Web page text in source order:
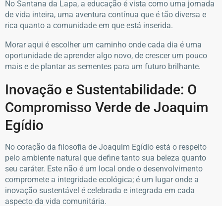
No Santana da Lapa, a educação é vista como uma jornada
de vida inteira, uma aventura contínua que é tão diversa e
rica quanto a comunidade em que está inserida.
Morar aqui é escolher um caminho onde cada dia é uma
oportunidade de aprender algo novo, de crescer um pouco
mais e de plantar as sementes para um futuro brilhante.
Inovação e Sustentabilidade: O
Compromisso Verde de Joaquim
Egídio
No coração da filosofia de Joaquim Egídio está o respeito
pelo ambiente natural que define tanto sua beleza quanto
seu caráter. Este não é um local onde o desenvolvimento
compromete a integridade ecológica; é um lugar onde a
inovação sustentável é celebrada e integrada em cada
aspecto da vida comunitária.